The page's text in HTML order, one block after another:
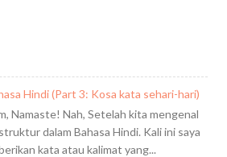
Hindi (Part 3: Kosa kata sehari-hari)
Namaste! Nah, Setelah kita mengenal
dalam Bahasa Hindi. Kali ini saya
kata atau kalimat yang...